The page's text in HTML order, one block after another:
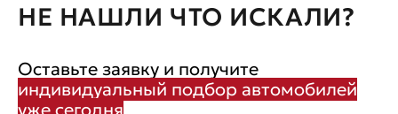
НЕ НАШЛИ ЧТО ИСКАЛИ?
Оставьте заявку и получите
индивидуальный подбор автомобилей
уже сегодня